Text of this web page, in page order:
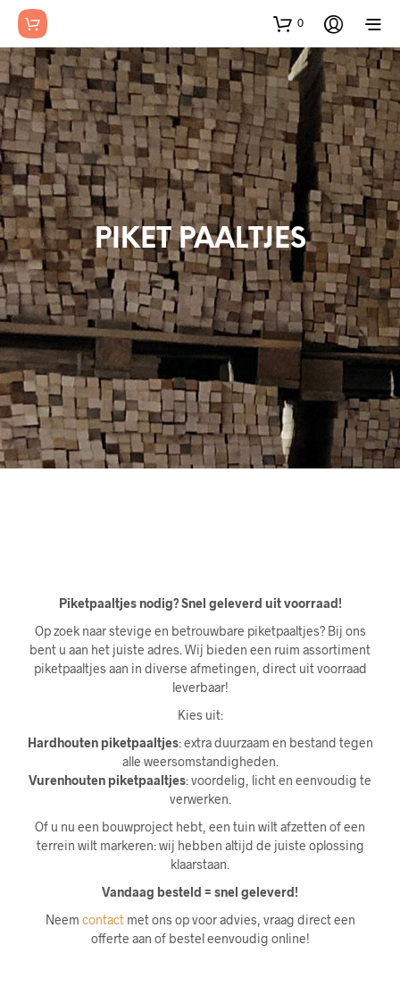
0
PIKET PAALTJES
Piketpaaltjes nodig? Snel geleverd uit voorraad!
Op zoek naar stevige en betrouwbare piketpaaltjes? Bij ons
bent u aan het juiste adres. Wij bieden een ruim assortiment
piketpaaltjes aan in diverse afmetingen, direct uit voorraad
leverbaar!
Kies uit:
Hardhouten piketpaaltjes: extra duurzaam en bestand tegen
alle weersomstandigheden.
Vurenhouten piketpaaltjes: voordelig, licht en eenvoudig te
verwerken.
Of u nu een bouwproject hebt, een tuin wilt afzetten of een
terrein wilt markeren: wij hebben altijd de juiste oplossing
klaarstaan.
Vandaag besteld = snel geleverd!
Neem contactmet ons op voor advies, vraag direct een
offerte aan of bestel eenvoudig online!